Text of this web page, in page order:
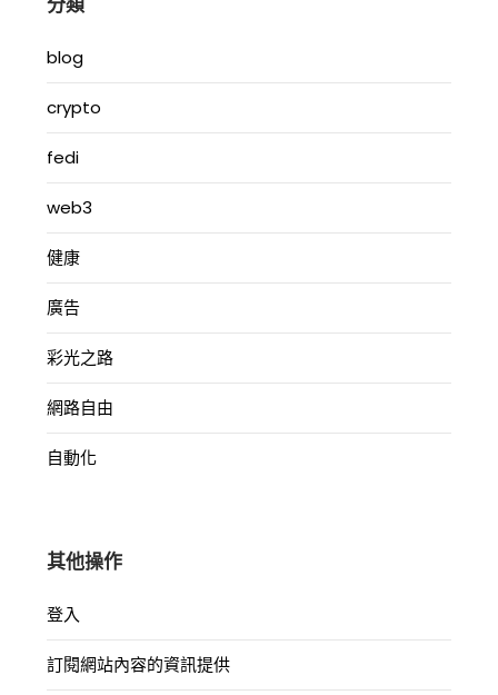
blog
crypto
fedi
web3
健康
廣告
彩光之路
網路自由
自動化
其他操作
登入
訂閱網站內容的資訊提供